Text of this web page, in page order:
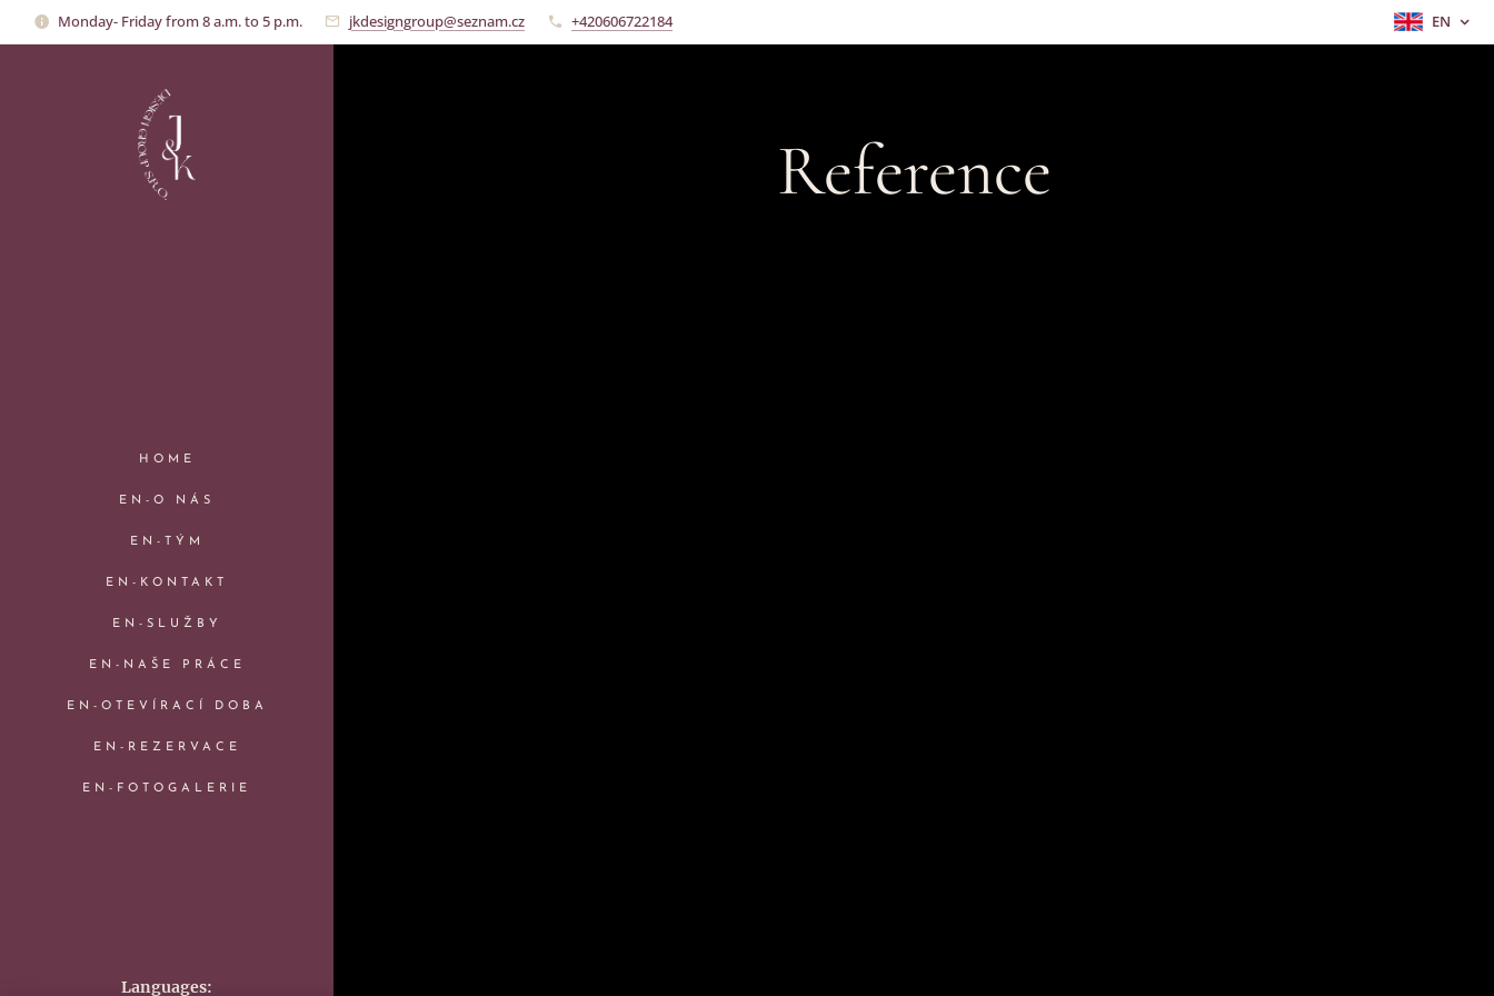
Monday- Friday from 8 a.m. to 5 p.m. jkdesigngroup@seznam.cz +420606722184 EN
HOME
EN-O NÁS
EN-TÝM
EN-KONTAKT
EN-SLUŽBY
EN-NAŠE PRÁCE
EN-OTEVÍRACÍ DOBA
EN-REZERVACE
EN-FOTOGALERIE
Reference
Languages